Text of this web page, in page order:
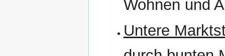
Wohnen und
Untere